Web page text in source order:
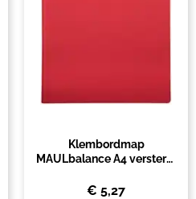
Klembordmap
MAULbalance A4 versterkt
€ 5,27